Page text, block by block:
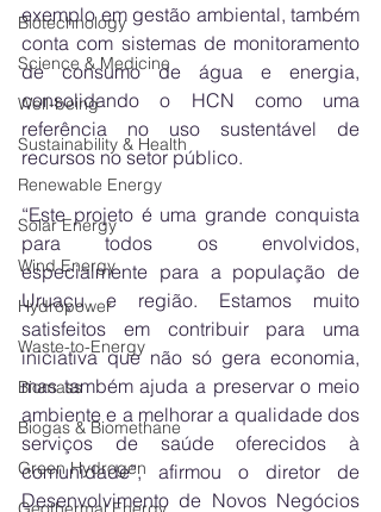
Biotechnology
Science & Medicine
Well-being
Sustainability & Health
Renewable Energy
Solar Energy
Wind Energy
Hydropower
Waste-to-Energy
Biomass
Biogas & Biomethane
Green Hydrogen
exemplo em gestão ambiental, também
conta com sistemas de monitoramento
de consumo de água e energia,
consolidando o HCN como uma
referência no uso sustentável de
recursos no setor público.
“Este projeto é uma grande conquista
para todos os envolvidos,
especialmente para a população de
Uruaçu e região. Estamos muito
satisfeitos em contribuir para uma
iniciativa que não só gera economia,
mas também ajuda a preservar o meio
ambiente e a melhorar a qualidade dos
serviços de saúde oferecidos à
comunidade”, afirmou o diretor de
Desenvolvimento de Novos Negócios